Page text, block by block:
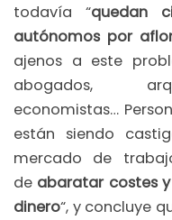
todavía “quedan
autónomos por
ajenos a este
abogados,
economistas…
están siendo
mercado de
de abaratar costes
dinero“, y concluye